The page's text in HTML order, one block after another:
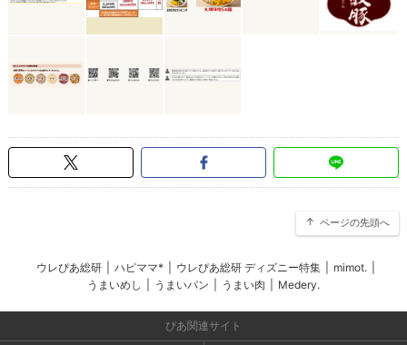
ページの先頭へ
ウレぴあ総研 ハピママ* ウレぴあ総研 ディズニー特集 mimot.
うまいめし
うまいパン うまい肉 Medery.
ぴあ関連サイト